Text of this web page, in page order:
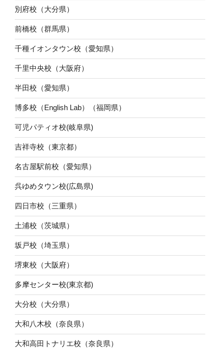
別府校（大分県）
前橋校（群馬県）
千種イオンタウン校（愛知県）
千里中央校（大阪府）
半田校（愛知県）
博多校（English Lab）（福岡県）
可児パティオ校(岐阜県)
吉祥寺校（東京都）
名古屋駅前校（愛知県）
呉ゆめタウン校(広島県)
四日市校（三重県）
土浦校（茨城県）
坂戸校（埼玉県）
堺東校（大阪府）
多摩センター校(東京都)
大分校（大分県）
大和八木校（奈良県）
大和高田トナリエ校（奈良県）